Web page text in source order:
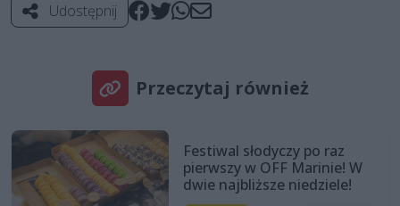
Udostępnij
Przeczytaj również
Festiwal słodyczy po raz
pierwszy w OFF Marinie! W
dwie najbliższe niedziele!